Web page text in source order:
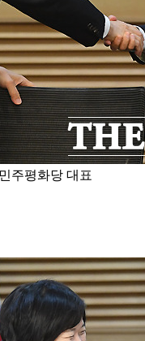
주평화당 대표